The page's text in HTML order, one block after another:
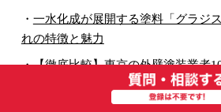
・ 一水化成が展開する塗料「グラジ
れの特徴と魅力
・【徹底比較】東京の外壁塗装業者